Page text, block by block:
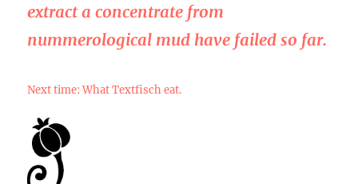
extract a concentrate from
nummerological mud have failed so far.
Next time: What Textfisch eat.